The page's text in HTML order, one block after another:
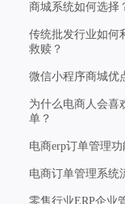
商城系统如何选择
传统批发行业如何
救赎？
微信小程序商城优
为什么电商人会喜
单？
电商erp订单管理
电商订单管理系统
零售行业ERP企业